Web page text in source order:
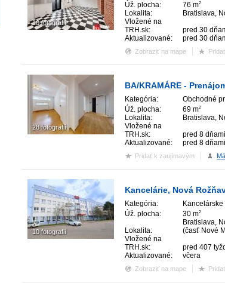
10 fotografií
Úž. plocha:
76 m2
Lokalita:
Bratislava,
Vložené na
TRH.sk:
pred 30
Aktualizované:
pred 30
Zobraziť na mape
28 fotografií
Kategória:
Obchodné
Úž. plocha:
69 m2
Lokalita:
Bratislava,
Vložené na
TRH.sk:
pred 8 dňami
Aktualizované:
pred 8 dňami
Pridať k zaujímavým
10 fotografií
Kategória:
Úž. plocha:
30 m2
Lokalita:
Bratislava,
(časť Nové
Vložené na
TRH.sk:
pred 407
Aktualizované:
včera
Zobraziť na mape